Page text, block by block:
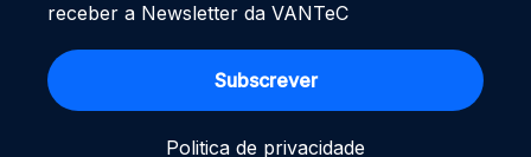
receber a Newsletter da VANTeC
Politica de privacidade